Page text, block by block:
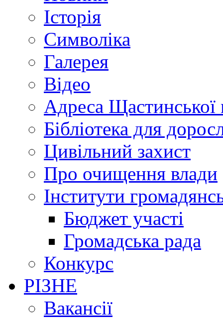
Історія
Символіка
Галерея
Відео
Адреса Щастинської
Бібліотека для
Цивільний захист
Про очищення влади
Інститути
Бюджет участі
Громадська рада
Конкурс
РІЗНЕ
Вакансії